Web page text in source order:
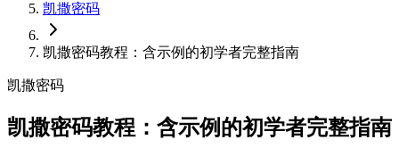
凯撒密码
凯撒密码教程：含示例的初学者完整指南
凯撒密码
凯撒密码教程：含示例的初学者完整指南